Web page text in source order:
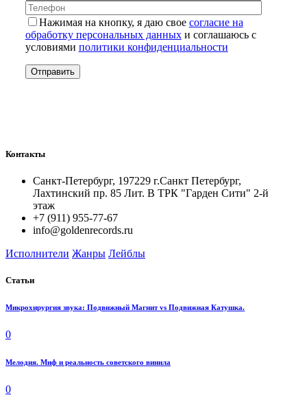
Нажимая на кнопку, я даю свое согласие на
обработку персональных данныхи соглашаюсь с
условиями политики конфиденциальности
Контакты
Санкт-Петербург, 197229 г.Санкт Петербург,
Лахтинский пр. 85 Лит. B ТРК "Гарден Сити" 2-й
этаж
+7 (911) 955-77-67
info@goldenrecords.ru
Исполнители Жанры Лейблы
Статьи
Микрохирургия звука: Подвижный Магнит vs Подвижная Катушка.
0
Мелодия. Миф и реальность советского винила
0